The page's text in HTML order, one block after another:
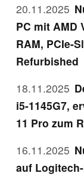
20.11.2025
PC mit AMD
RAM, PCIe-
Refurbished
18.11.2025
i5-1145G7,
11 Pro zum
16.11.2025
auf